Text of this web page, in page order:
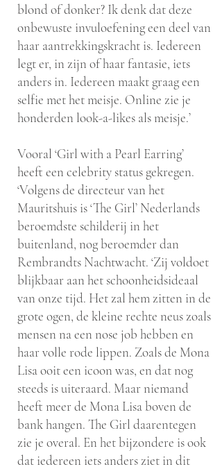
blond of donker? Ik denk dat deze
onbewuste invuloefening een deel van
haar aantrekkingskracht is. Iedereen
legt er, in zijn of haar fantasie, iets
anders in. Iedereen maakt graag een
selfie met het meisje. Online zie je
honderden look-a-likes als meisje.’
Vooral ‘Girl with a Pearl Earring’
heeft een celebrity status gekregen.
‘Volgens de directeur van het
Mauritshuis is ‘The Girl’ Nederlands
beroemdste schilderij in het
buitenland, nog beroemder dan
Rembrandts Nachtwacht. ‘Zij voldoet
blijkbaar aan het schoonheidsideaal
van onze tijd. Het zal hem zitten in de
grote ogen, de kleine rechte neus zoals
mensen na een nose job hebben en
haar volle rode lippen. Zoals de Mona
Lisa ooit een icoon was, en dat nog
steeds is uiteraard. Maar niemand
heeft meer de Mona Lisa boven de
bank hangen. The Girl daarentegen
zie je overal. En het bijzondere is ook
dat iedereen iets anders ziet in dit